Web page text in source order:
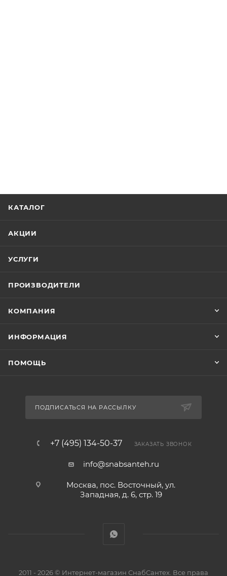
КАТАЛОГ
АКЦИИ
УСЛУГИ
ПРОИЗВОДИТЕЛИ
КОМПАНИЯ
ИНФОРМАЦИЯ
ПОМОЩЬ
ПОДПИСАТЬСЯ НА РАССЫЛКУ
+7 (495) 134-50-37 ЗАКАЗАТЬ ЗВОНОК
info@snabsanteh.ru
Москва, пос. Восточный, ул.
Западная, д. 6, стр. 19
2011 - 2026 © Интернет-магазин СнабСантех. Все права